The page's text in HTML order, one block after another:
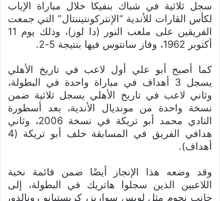
سجل ثلاثية في شباك بنفيكا خلال مباراة الإياب
لكأس القارات للأندية “الإنتركونتيننتال” التي جمعت
الفريقين على ملعب النور (دا لوز)، وذلك يوم 11
أكتوبر 1962، وفاز سانتوس فيها بنتيجة 5-2.
كما أصبح أبو علي أول لاعب في تاريخ الأهلي
يسجل 3 أهداف في مباراة واحدة في البطولة،
وثاني لاعب في تاريخ الأهلي يسجل ثلاثية ضمن
نسخة واحدة من مونديال الأندية، بعد أسطورة
النادي محمد أبو تريكة في نسخة 2006، وثاني
هدافي الفريق في المسابقة خلف أبو تريكة (4
أهداف).
وقد وضعه هذا الإنجاز أيضًا ضمن قائمة نخبة
اللاعبين الذين سجلوا هاتريك في البطولة، إلى
جانب نجوم مثل لويس سواريز، كريستيانو رونالدو،